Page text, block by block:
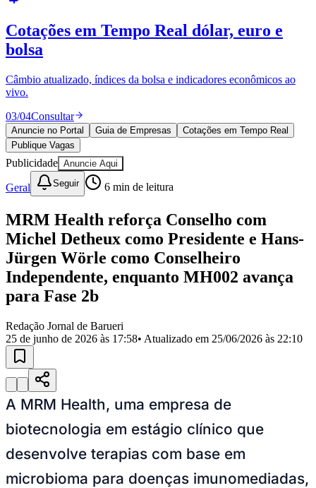
Cadastrar Empresa
Divulgar VagasNovo
Publicidade Legal
Política
Saúde
Segurança
Cultura
Meio Ambiente
Obras
Educação
Selecione sua regiãoPara notícias da sua região
AldeiaAldeia da Serra Aldeia de Barueri AlphavilleBairro
JubranBelvalBethaville Boa
VistaCalifórniaCarapicuíba
Região
MilitarItapeviJandiraJardim Audir
CalifórniaJardim dos AltosJardim dos CamargosJardim
Esperança
Julio
MutingaJardim Paraíso
Jardim São Pedro
Tupã Jardim Tupanci Mutinga Osasco
CamargosParque ImperialParque Santa LuziaParque Viana
do Bom Jesus Recanto PhrynéaSantana de
ParnaíbaSilveiraTamboré Vale do SolVila BarrosVila Boa Vista
do CondeVila Engenho Novo Vila MárciaVila Nossa Sra. da
EscadaVila PortoVotupoca
Para Sua Empresa
Cotações em Tempo Real dólar, euro e
bolsa
Câmbio atualizado, índices da bolsa e indicadores econômicos ao
vivo.
03/04Consultar
Anuncie no Portal Guia de Empresas
Cotações em Tempo Real
Publique Vagas
Publicidade Anuncie Aqui
Geral Seguir 6 min de leitura
MRM Health reforça Conselho com
Michel Detheux como Presidente e Hans-
Jürgen Wörle como Conselheiro
Independente, enquanto MH002 avança
para Fase 2b
Redação Jornal de Barueri
25 de junho de 2026 às 17:58• Atualizado em 25/06/2026 às 22:10
A MRM Health, uma empresa de
biotecnologia em estágio clínico que
desenvolve terapias com base em
microbioma para doenças imunomediadas,